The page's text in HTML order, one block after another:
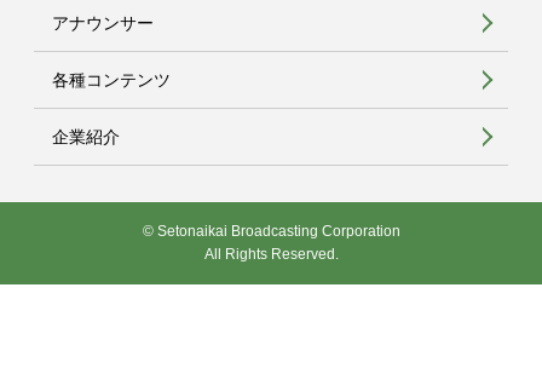
アナウンサー
各種コンテンツ
企業紹介
© Setonaikai Broadcasting Corporation
All Rights Reserved.